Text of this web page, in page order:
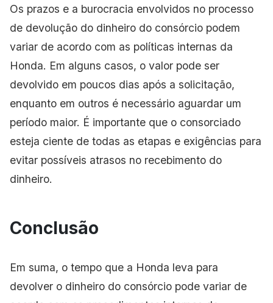
Os prazos e a burocracia envolvidos no processo
de devolução do dinheiro do consórcio podem
variar de acordo com as políticas internas da
Honda. Em alguns casos, o valor pode ser
devolvido em poucos dias após a solicitação,
enquanto em outros é necessário aguardar um
período maior. É importante que o consorciado
esteja ciente de todas as etapas e exigências para
evitar possíveis atrasos no recebimento do
dinheiro.
Conclusão
Em suma, o tempo que a Honda leva para
devolver o dinheiro do consórcio pode variar de